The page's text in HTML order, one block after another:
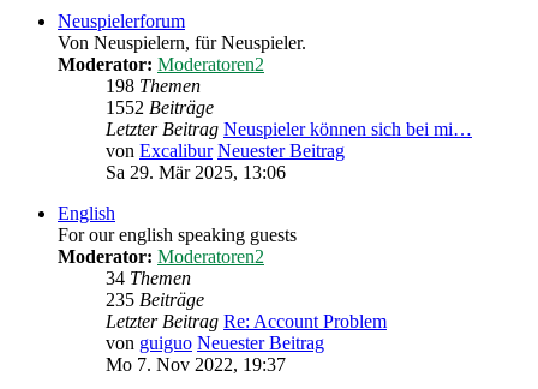
Neuspielerforum
Von Neuspielern, für Neuspieler.
Moderator: Moderatoren2
198 Themen
1552 Beiträge
Letzter Beitrag Neuspieler können sich bei mi…
von Excalibur Neuester Beitrag
Sa 29. Mär 2025, 13:06
English
For our english speaking guests
Moderator: Moderatoren2
34 Themen
235 Beiträge
Letzter Beitrag Re: Account Problem
von guiguo Neuester Beitrag
Mo 7. Nov 2022, 19:37